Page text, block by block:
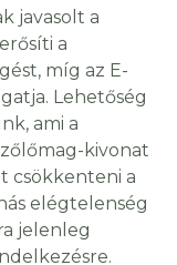
javasolt a
erősíti a
míg az E-
Lehetőség
ami a
kivonat
csökkenteni a
elégtelenség
jelenleg